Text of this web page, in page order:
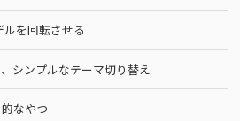
を回転させる
シンプルなテーマ切り替え
なやつ